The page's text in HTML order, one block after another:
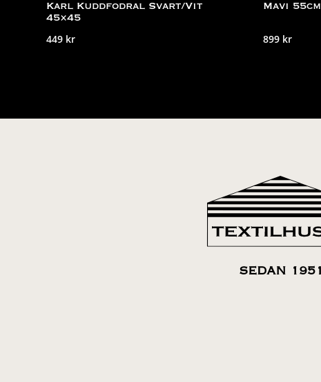
Karl Kuddfodral Svart/Vit
45×45
449 kr
Mavi 55cm
899 kr
SEDAN 1951